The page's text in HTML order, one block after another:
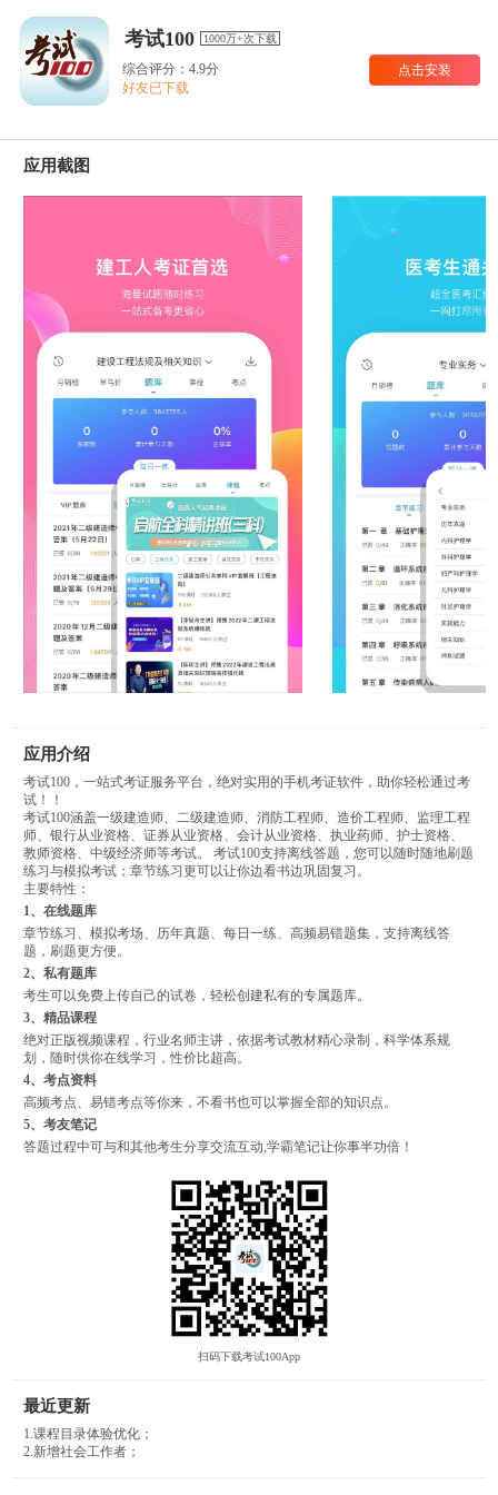
考试100 1000万+次下载
综合评分：4.9分
好友已下载
点击安装
应用截图
应用介绍
考试100，一站式考证服务平台，绝对实用的手机考证软件，助你轻松通过考
试！！
考试100涵盖一级建造师、二级建造师、消防工程师、造价工程师、监理工程
师、银行从业资格、证券从业资格、会计从业资格、执业药师、护士资格、
教师资格、中级经济师等考试。 考试100支持离线答题，您可以随时随地刷题
练习与模拟考试；章节练习更可以让你边看书边巩固复习。
主要特性：
1、在线题库
章节练习、模拟考场、历年真题、每日一练、高频易错题集，支持离线答
题，刷题更方便。
2、私有题库
考生可以免费上传自己的试卷，轻松创建私有的专属题库。
3、精品课程
绝对正版视频课程，行业名师主讲，依据考试教材精心录制，科学体系规
划，随时供你在线学习，性价比超高。
4、考点资料
高频考点、易错考点等你来，不看书也可以掌握全部的知识点。
5、考友笔记
答题过程中可与和其他考生分享交流互动,学霸笔记让你事半功倍！
扫码下载考试100App
最近更新
1.课程目录体验优化；
2.新增社会工作者；